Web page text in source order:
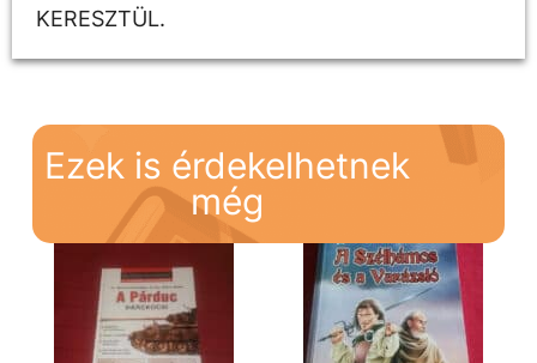
KERESZTÜL.
Ezek is érdekelhetnek
még